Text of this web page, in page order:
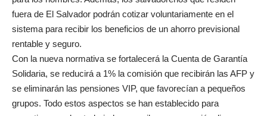
fuera de El Salvador podrán cotizar voluntariamente en el
sistema para recibir los beneficios de un ahorro previsional
rentable y seguro.
Con la nueva normativa se fortalecerá la Cuenta de Garantía
Solidaria, se reducirá a 1% la comisión que recibirán las AFP y
se eliminarán las pensiones VIP, que favorecían a pequeños
grupos. Todo estos aspectos se han establecido para